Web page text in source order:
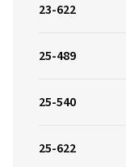
23-622
25-489
25-540
25-622